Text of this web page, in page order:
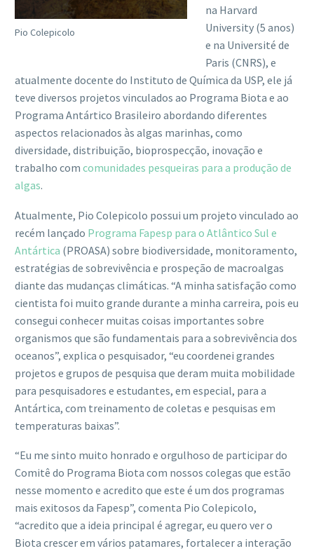
Pio Colepicolo
na Harvard
University (5 anos)
e na Université de
Paris (CNRS), e
atualmente docente do Instituto de Química da USP, ele já
teve diversos projetos vinculados ao Programa Biota e ao
Programa Antártico Brasileiro abordando diferentes
aspectos relacionados às algas marinhas, como
diversidade, distribuição, bioprospecção, inovação e
trabalho com comunidades pesqueiras para a produção de
algas.
Atualmente, Pio Colepicolo possui um projeto vinculado ao
recém lançado Programa Fapesp para o Atlântico Sul e
Antártica (PROASA) sobre biodiversidade, monitoramento,
estratégias de sobrevivência e prospeção de macroalgas
diante das mudanças climáticas. “A minha satisfação como
cientista foi muito grande durante a minha carreira, pois eu
consegui conhecer muitas coisas importantes sobre
organismos que são fundamentais para a sobrevivência dos
oceanos”, explica o pesquisador, “eu coordenei grandes
projetos e grupos de pesquisa que deram muita mobilidade
para pesquisadores e estudantes, em especial, para a
Antártica, com treinamento de coletas e pesquisas em
temperaturas baixas”.
“Eu me sinto muito honrado e orgulhoso de participar do
Comitê do Programa Biota com nossos colegas que estão
nesse momento e acredito que este é um dos programas
mais exitosos da Fapesp”, comenta Pio Colepicolo,
“acredito que a ideia principal é agregar, eu quero ver o
Biota crescer em vários patamares, fortalecer a interação